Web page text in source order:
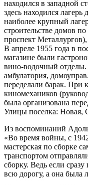
находился в западной
здесь находился
наиболее крупный
строительстве домов
проспект
В апреле 1955 года в
магазине были
вино-водочный отделы.
амбулатория,
переделали барак. При
киномехаников
была организована
Улицы поселка: Новая,
Из воспоминаний
«Во время войны, с
мастерская по сборке
транспортом
сборку. Ведь если
всю дорогу, а она была